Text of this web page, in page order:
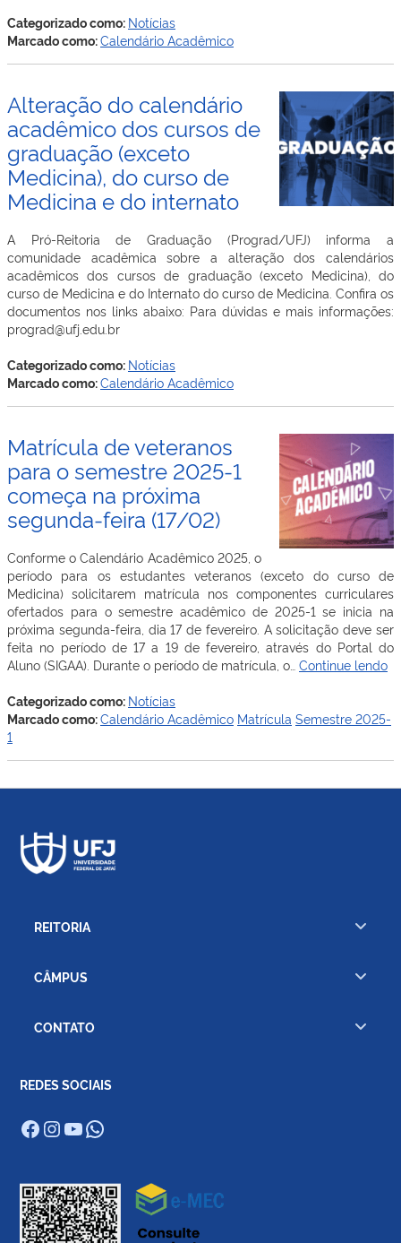
principais
calendário
acadêmico
2026
Categorizado como: Notícias
Marcado como:Calendário Acadêmico
Alteração do calendário
acadêmico dos cursos de
graduação (exceto
Medicina), do curso de
Medicina e do internato
A Pró-Reitoria de Graduação (Prograd/UFJ) informa a
comunidade acadêmica sobre a alteração dos calendários
acadêmicos dos cursos de graduação (exceto Medicina), do
curso de Medicina e do Internato do curso de Medicina. Confira os
documentos nos links abaixo: Para dúvidas e mais informações:
prograd@ufj.edu.br
Categorizado como: Notícias
Marcado como:Calendário Acadêmico
Matrícula de veteranos
para o semestre 2025-1
começa na próxima
segunda-feira (17/02)
Conforme o Calendário Acadêmico 2025, o
período para os estudantes veteranos (exceto do curso de
Medicina) solicitarem matrícula nos componentes curriculares
ofertados para o semestre acadêmico de 2025-1 se inicia na
próxima segunda-feira, dia 17 de fevereiro. A solicitação deve ser
feita no período de 17 a 19 de fevereiro, através do Portal do
Aluno (SIGAA). Durante o período de matrícula, o… Continue lendo
1
Categorizado como: Notícias
Marcado como:Calendário Acadêmico Matrícula Semestre 2025-
1
REITORIA
CÂMPUS
CONTATO
REDES SOCIAIS
Facebook
Instagram
Youtube
WhatsApp